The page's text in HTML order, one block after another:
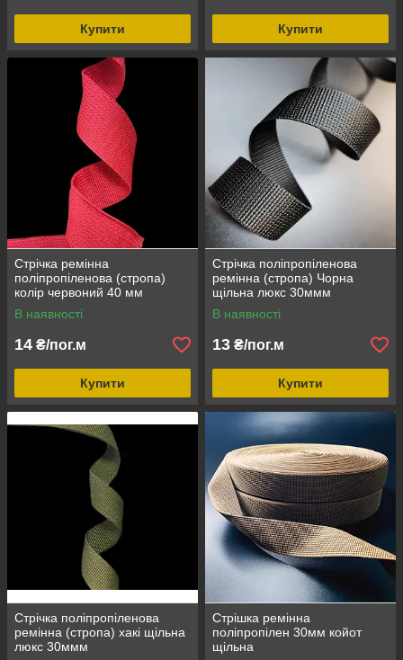
Купити Купити
Стрічка ремінна
поліпропіленова (стропа)
колір червоний 40 мм
В наявності
14 ₴/пог.м
Купити
Стрічка поліпропіленова
ремінна (стропа) Чорна
щільна люкс 30ммм
В наявності
13 ₴/пог.м
Купити
Стрічка поліпропіленова
ремінна (стропа) хакі щільна
люкс 30ммм
Стрішка ремінна
поліпропілен 30мм койот
щільна